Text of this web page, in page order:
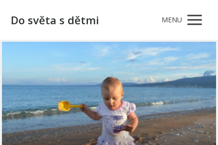
Do světa s dětmi MENU